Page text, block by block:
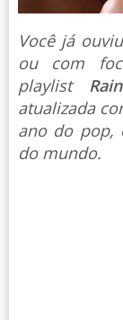
Você já
ou com
playlist
atualizada
ano do pop,
do mundo.